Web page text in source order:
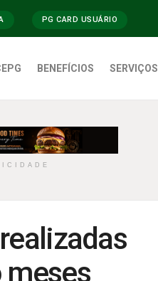
PG CARD USUÁRIO
BENEFÍCIOS SERVIÇOS
meses